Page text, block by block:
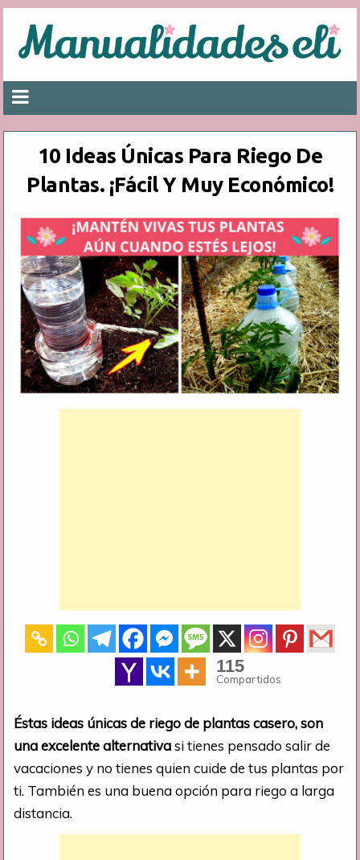
10 Ideas Únicas Para Riego De
Plantas. ¡Fácil Y Muy Económico!
115
Compartidos
Éstas ideas únicas de riego de plantas casero, son
una excelente alternativasi tienes pensado salir de
vacaciones y no tienes quien cuide de tus plantas por
ti. También es una buena opción para riego a larga
distancia.